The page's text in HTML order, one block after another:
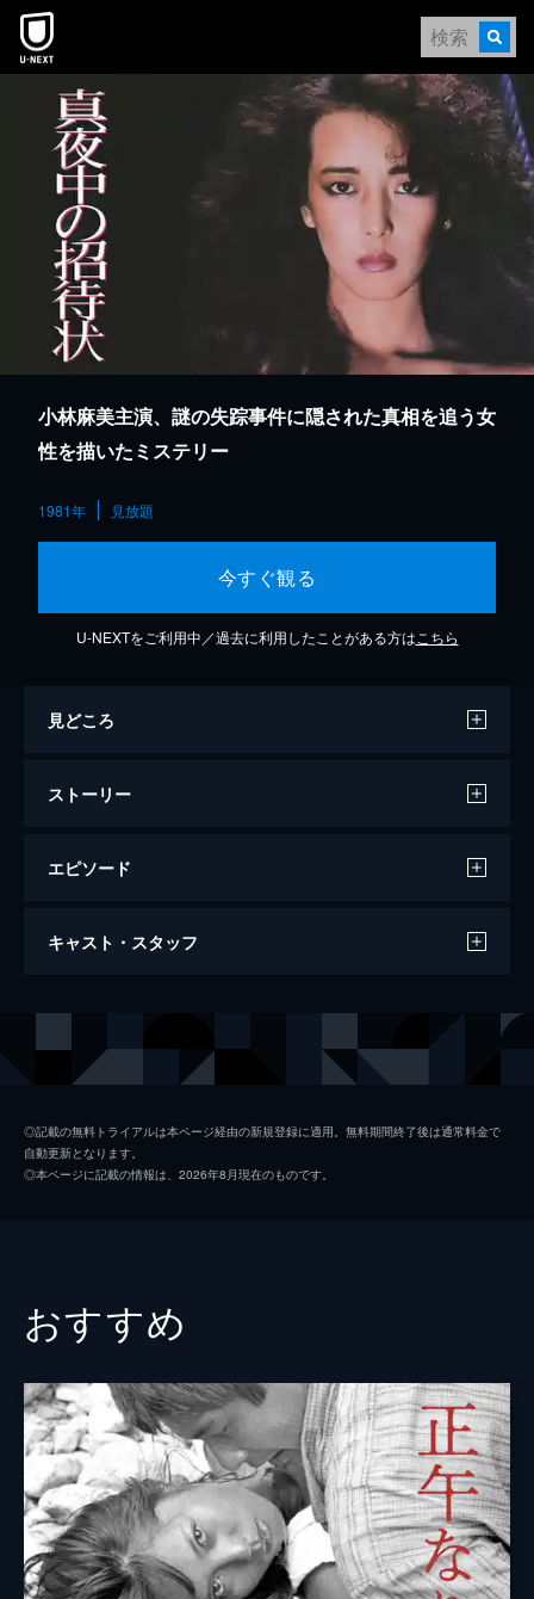
本文へスキップ
小林麻美主演、謎の失踪事件に隠された真相を追う女
性を描いたミステリー
1981年 見放題
今すぐ観る
U-NEXTをご利用中／過去に利用したことがある方は こちら
見どころ
ストーリー
エピソード
真夜中の招待状
キャスト・スタッフ
稲川圭子 小林麻美
藤村邦直 下條アトム
原田広子 中島ゆたか
会沢の妻 日色ともゑ
刑事 梅野泰靖
原田里江 鹿沼えり
◎記載の無料トライアルは本ページ経由の新規登録に適用。無料期間終了後は通常料金で
自動更新となります。
◎本ページに記載の情報は、2026年8月現在のものです。
おすすめ